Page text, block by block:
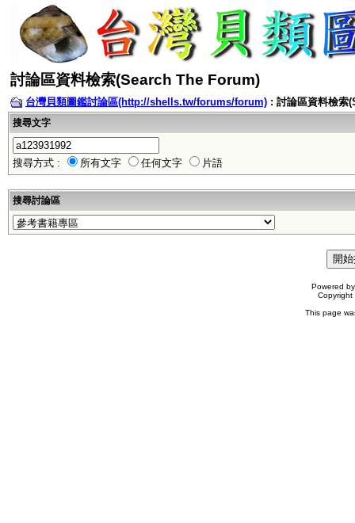
討論區資料檢索(Search The Forum)
台灣貝類圖鑑討論區(http://shells.tw/forums/forum) : 討論區資料檢索
搜尋文字
搜尋方式 : 所有文字 任何文字 片語
搜尋討論區
Powered
This page